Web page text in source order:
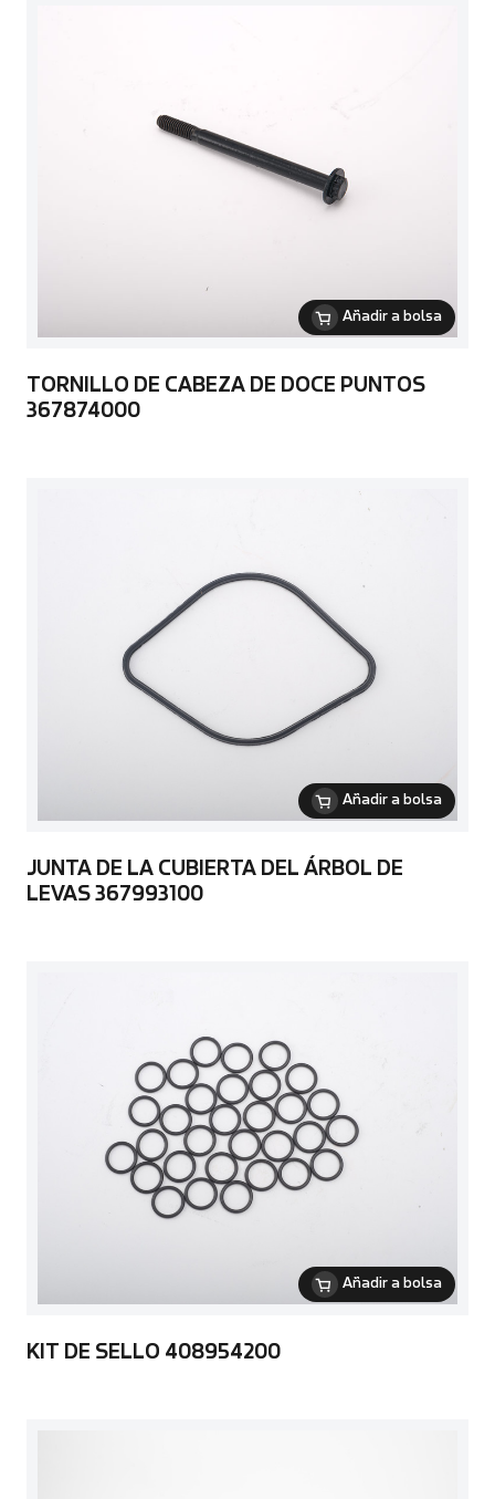
Añadir a bolsa
TORNILLO DE CABEZA DE DOCE PUNTOS
367874000
Añadir a bolsa
JUNTA DE LA CUBIERTA DEL ÁRBOL DE
LEVAS 367993100
Añadir a bolsa
KIT DE SELLO 408954200